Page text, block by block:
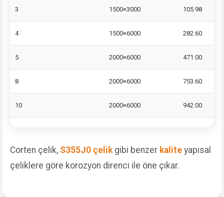
3 1500×3000 105.98
4 1500×6000 282.60
5 2000×6000 471.00
8 2000×6000 753.60
10 2000×6000 942.00
Corten çelik, S355J0 çelikgibi benzer kalite yapısal
çeliklere göre korozyon direnci ile öne çıkar.